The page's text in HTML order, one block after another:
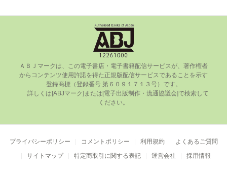
ＡＢＪマークは、この電⼦書店・電⼦書籍配信サービスが、著作権者
からコンテンツ使⽤許諾を得た正規版配信サービスであることを⽰す
登録商標（登録番号 第６０９１７１３号）です。
ください。
プライバシーポリシー コメントポリシー 利用規約
よくあるご質問
サイトマップ
特定商取引に関する表記 運営会社 採用情報